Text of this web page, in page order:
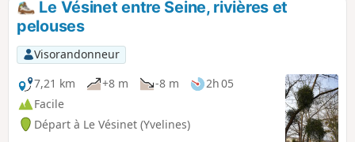
Le Vésinet entre Seine, rivières et
pelouses
Visorandonneur
7,21 km
+8 m -8 m
2h 05
Facile
Départ à Le Vésinet (Yvelines)